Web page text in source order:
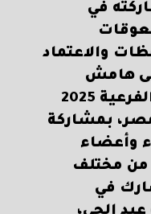
في
والاعتماد
هامش
فعاليات مؤتمر النقابات الفرعية 2025
بمشاركة
وأعضاء
من مختلف
في